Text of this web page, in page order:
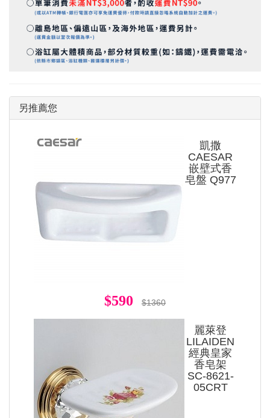
另推薦您
凱撒
CAESAR
嵌壁式香
皂盤 Q977
$590 $1360
麗萊登
LILAIDEN
經典皇家
香皂架
SC-8621-
05CRT